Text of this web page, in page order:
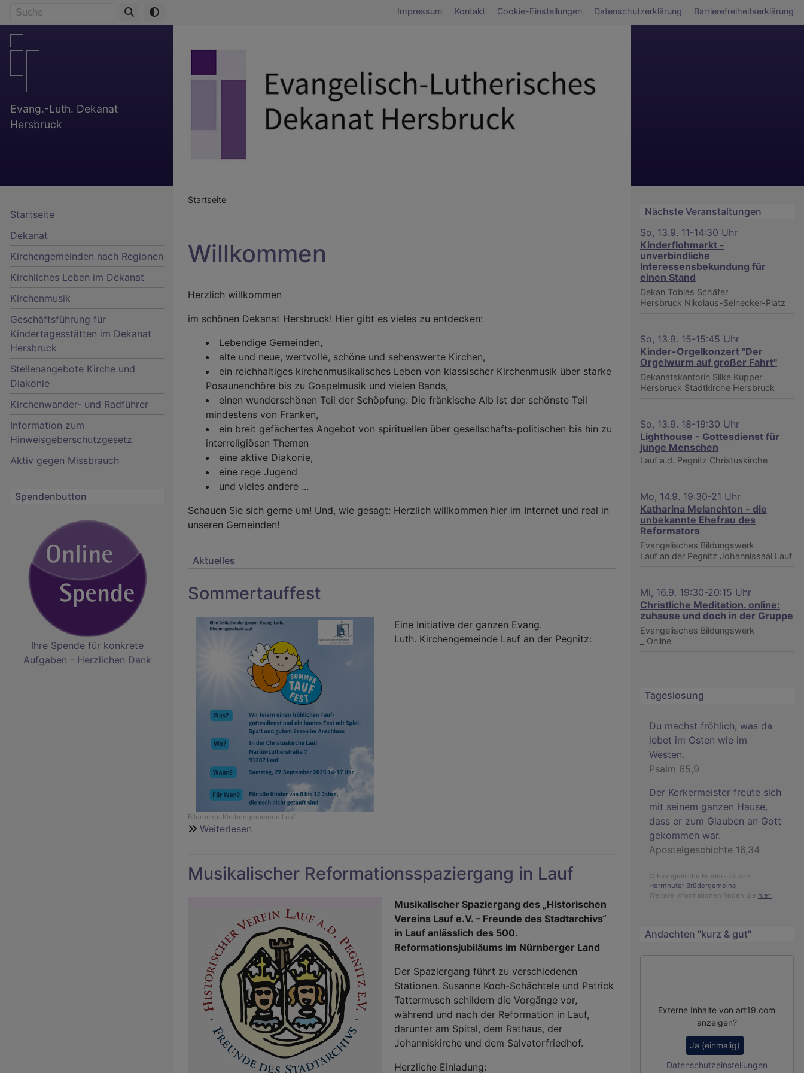
Direkt
Inhalt
Fußbereichsmenü
Impressum Kontakt Cookie-Einstellungen Datenschutzerklärung Barrierefreiheitserklärung
Evang.-Luth. Dekanat
Hersbruck
Hauptnavigation
Startseite
Dekanat
Kirchengemeinden nach Regionen
Kirchliches Leben im Dekanat
Kirchenmusik
Geschäftsführung für
Kindertagesstätten im Dekanat
Hersbruck
Stellenangebote Kirche und
Diakonie
Kirchenwander- und Radführer
Information zum
Hinweisgeberschutzgesetz
Aktiv gegen Missbrauch
Spendenbutton
Ihre Spende für konkrete
Aufgaben - Herzlichen Dank
Breadcrumb
Startseite
Willkommen
Herzlich willkommen
im schönen Dekanat Hersbruck! Hier gibt es vieles zu entdecken:
Lebendige Gemeinden,
alte und neue, wertvolle, schöne und sehenswerte Kirchen,
ein reichhaltiges kirchenmusikalisches Leben von klassischer Kirchenmusik über starke
Posaunenchöre bis zu Gospelmusik und vielen Bands,
einen wunderschönen Teil der Schöpfung: Die fränkische Alb ist der schönste Teil
mindestens von Franken,
ein breit gefächertes Angebot von spirituellen über gesellschafts-politischen bis hin zu
interreligiösen Themen
eine aktive Diakonie,
eine rege Jugend
und vieles andere ...
Schauen Sie sich gerne um! Und, wie gesagt: Herzlich willkommen hier im Internet und real in
unseren Gemeinden!
Aktuelles
Sommertauffest
Bildrechte Kirchengemeinde Lauf
Eine Initiative der ganzen Evang.
Luth. Kirchengemeinde Lauf an der Pegnitz:
Weiterlesen
Musikalischer Reformationsspaziergang in Lauf
Musikalischer Spaziergang des „Historischen
Vereins Lauf e.V. – Freunde des Stadtarchivs“
in Lauf anlässlich des 500.
Reformationsjubiläums im Nürnberger Land
Der Spaziergang führt zu verschiedenen
Stationen. Susanne Koch-Schächtele und Patrick
Tattermusch schildern die Vorgänge vor,
während und nach der Reformation in Lauf,
darunter am Spital, dem Rathaus, der
Johanniskirche und dem Salvatorfriedhof.
Herzliche Einladung:
Nächste Veranstaltungen
So, 13.9. 11-14:30 Uhr
Kinderflohmarkt -
unverbindliche
Interessensbekundung für
einen Stand
Dekan Tobias Schäfer
Hersbruck Nikolaus-Selnecker-Platz
So, 13.9. 15-15:45 Uhr
Kinder-Orgelkonzert "Der
Orgelwurm auf großer Fahrt"
Dekanatskantorin Silke Kupper
Hersbruck Stadtkirche Hersbruck
So, 13.9. 18-19:30 Uhr
Lighthouse - Gottesdienst für
junge Menschen
Lauf a.d. Pegnitz Christuskirche
Mo, 14.9. 19:30-21 Uhr
Katharina Melanchton - die
unbekannte Ehefrau des
Reformators
Evangelisches Bildungswerk
Lauf an der Pegnitz Johannissaal Lauf
Mi, 16.9. 19:30-20:15 Uhr
Christliche Meditation. online:
zuhause und doch in der Gruppe
Evangelisches Bildungswerk
Online
Tageslosung
Du machst fröhlich, was da
lebet im Osten wie im
Westen.
Psalm 65,9
Der Kerkermeister freute sich
mit seinem ganzen Hause,
dass er zum Glauben an Gott
gekommen war.
Apostelgeschichte 16,34
© Evangelische Brüder-Unität –
Herrnhuter Brüdergemeine
Weitere Informationen finden Sie hier
Andachten "kurz & gut"
Externe Inhalte von art19.com
anzeigen?
Ja (einmalig)
Datenschutzeinstellungen